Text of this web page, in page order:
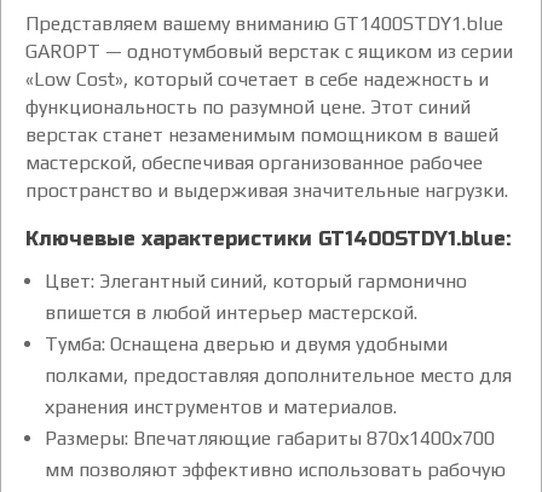
Представляем вашему вниманию GT1400STDY1.blue
GAROPT — однотумбовый верстак с ящиком из серии
«Low Cost», который сочетает в себе надежность и
функциональность по разумной цене. Этот синий
верстак станет незаменимым помощником в вашей
мастерской, обеспечивая организованное рабочее
пространство и выдерживая значительные нагрузки.
Ключевые характеристики GT1400STDY1.blue:
Цвет: Элегантный синий, который гармонично
впишется в любой интерьер мастерской.
Тумба: Оснащена дверью и двумя удобными
полками, предоставляя дополнительное место для
хранения инструментов и материалов.
Размеры: Впечатляющие габариты 870х1400х700
мм позволяют эффективно использовать рабочую